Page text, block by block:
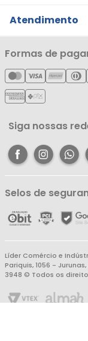
Notícias
Cartão Líderzan
Trocas e
Política de
Política de
Política de
Atendimento
Minha Conta
Meus Pedidos
Meus Favoritos
Central de
Formas de
Siga nossas
Selos de
Líder Comércio e
Pariquis, 1056 -
3948 © Todos os